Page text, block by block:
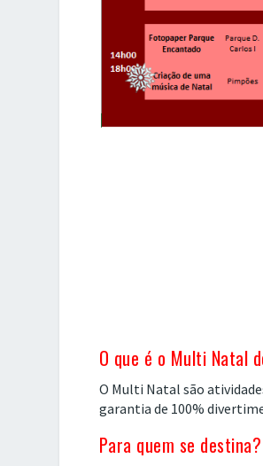
O que é o Multi Natal
O Multi Natal são
garantia de 100%
Para quem se destina?